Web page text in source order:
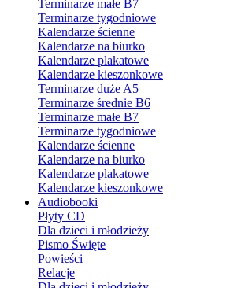
Terminarze małe B7
Terminarze tygodniowe
Kalendarze ścienne
Kalendarze na biurko
Kalendarze plakatowe
Kalendarze kieszonkowe
Terminarze duże A5
Terminarze średnie B6
Terminarze małe B7
Terminarze tygodniowe
Kalendarze ścienne
Kalendarze na biurko
Kalendarze plakatowe
Kalendarze kieszonkowe
Audiobooki
Płyty CD
Dla dzieci i młodzieży
Pismo Święte
Powieści
Relacje